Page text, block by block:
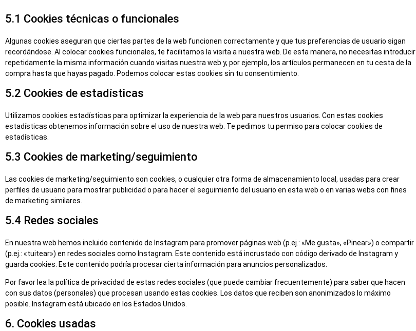
5.1 Cookies técnicas o funcionales
Algunas cookies aseguran que ciertas partes de la web funcionen correctamente y que tus preferencias de usuario sigan
recordándose. Al colocar cookies funcionales, te facilitamos la visita a nuestra web. De esta manera, no necesitas introducir
repetidamente la misma información cuando visitas nuestra web y, por ejemplo, los artículos permanecen en tu cesta de la
compra hasta que hayas pagado. Podemos colocar estas cookies sin tu consentimiento.
5.2 Cookies de estadísticas
Utilizamos cookies estadísticas para optimizar la experiencia de la web para nuestros usuarios. Con estas cookies
estadísticas obtenemos información sobre el uso de nuestra web. Te pedimos tu permiso para colocar cookies de
estadísticas.
5.3 Cookies de marketing/seguimiento
Las cookies de marketing/seguimiento son cookies, o cualquier otra forma de almacenamiento local, usadas para crear
perfiles de usuario para mostrar publicidad o para hacer el seguimiento del usuario en esta web o en varias webs con fines
de marketing similares.
5.4 Redes sociales
En nuestra web hemos incluido contenido de Instagram para promover páginas web (p.ej.: «Me gusta», «Pinear») o compartir
(p.ej.: «tuitear») en redes sociales como Instagram. Este contenido está incrustado con código derivado de Instagram y
guarda cookies. Este contenido podría procesar cierta información para anuncios personalizados.
Por favor lea la política de privacidad de estas redes sociales (que puede cambiar frecuentemente) para saber que hacen
con sus datos (personales) que procesan usando estas cookies. Los datos que reciben son anonimizados lo máximo
posible. Instagram está ubicado en los Estados Unidos.
6. Cookies usadas